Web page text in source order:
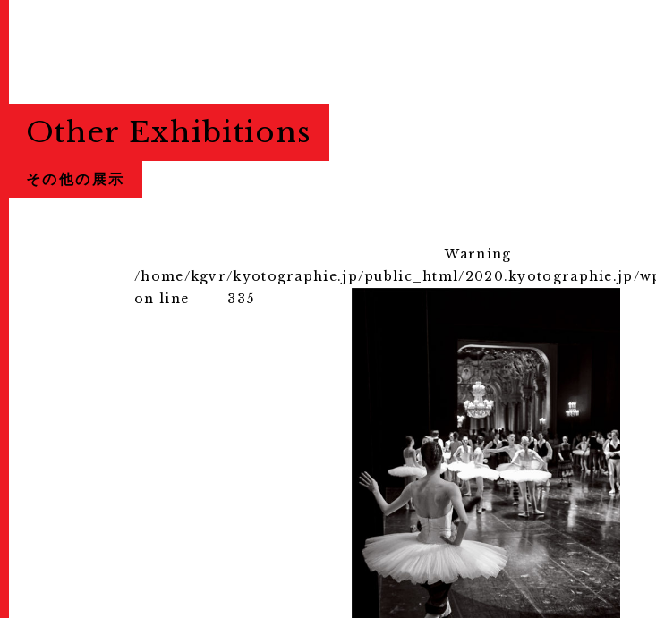
Other Exhibitions
その他の展示
Warning
/home/kgvr/kyotographie.jp/public_html/2020.kyotographie.jp/
on line
335